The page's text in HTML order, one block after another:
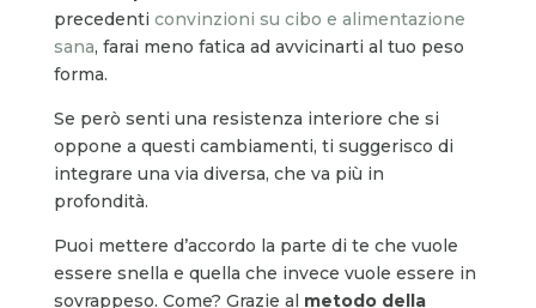
precedenti convinzioni su cibo e alimentazione
sana, farai meno fatica ad avvicinarti al tuo peso
forma.
Se però senti una resistenza interiore che si
oppone a questi cambiamenti, ti suggerisco di
integrare una via diversa, che va più in
profondità.
Puoi mettere d’accordo la parte di te che vuole
essere snella e quella che invece vuole essere in
sovrappeso. Come? Grazie al metodo della